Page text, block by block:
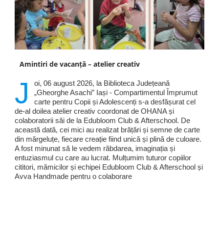
Amintiri de vacanță – atelier creativ
J
oi, 06 august 2026, la Biblioteca Județeană
„Gheorghe Asachi” Iași - Compartimentul Împrumut
carte pentru Copii și Adolescenți s-a desfășurat cel
de-al doilea atelier creativ coordonat de OHANA și
colaboratorii săi de la Edubloom Club & Afterschool. De
această dată, cei mici au realizat brățări și semne de carte
din mărgeluțe, fiecare creație fiind unică și plină de culoare.
A fost minunat să le vedem răbdarea, imaginația și
entuziasmul cu care au lucrat. Mulțumim tuturor copiilor
cititori, mămicilor și echipei Edubloom Club & Afterschool și
Avva Handmade pentru o colaborare